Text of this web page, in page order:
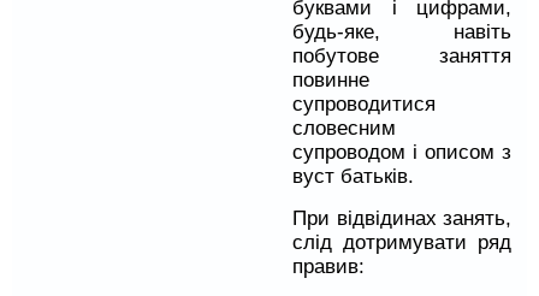
буквами і цифрами,
будь-яке, навіть
побутове заняття
повинне
супроводитися
словесним
супроводом і описом з
вуст батьків.
При відвідинах занять,
слід дотримувати ряд
правив: